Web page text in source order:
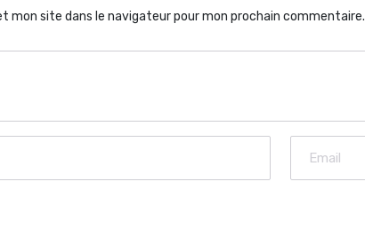
mon site dans le navigateur pour mon prochain commentaire.